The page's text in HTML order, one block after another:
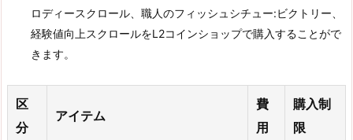
ロディースクロール、職人のフィッシュシチュー:ビクトリー、
経験値向上スクロールをL2コインショップで購入することがで
きます。
区
分
アイテム
費
用
購入制
限